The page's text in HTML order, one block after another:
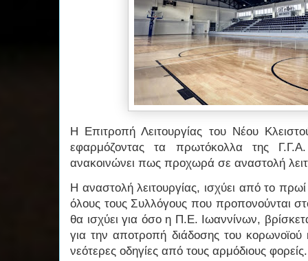
Η Επιτροπή Λειτουργίας του Νέου
εφαρμόζοντας τα πρωτόκολλα της
ανακοινώνει πως προχωρά σε αναστολή
Η αναστολή λειτουργίας, ισχύει από το
όλους τους Συλλόγους που προπονούνται
θα ισχύει για όσο η Π.Ε. Ιωαννίνων,
για την αποτροπή διάδοσης του
νεότερες οδηγίες από τους αρμόδιους φορείς.